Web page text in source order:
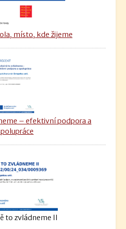
místo, kde žijeme
– efektivní podpora a
to zvládneme II